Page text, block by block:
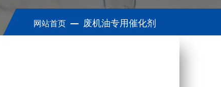
网站首页 废机油专用催化剂